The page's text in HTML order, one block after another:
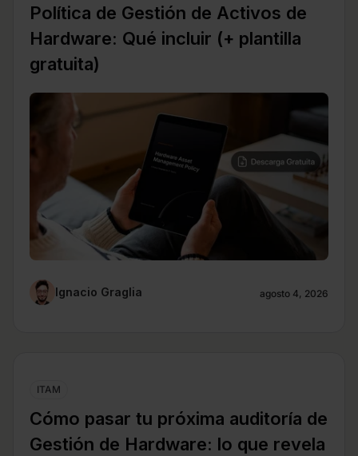
Política de Gestión de Activos de
Hardware: Qué incluir (+ plantilla
gratuita)
Ignacio Graglia agosto 4, 2026
ITAM
Cómo pasar tu próxima auditoría de
Gestión de Hardware: lo que revela